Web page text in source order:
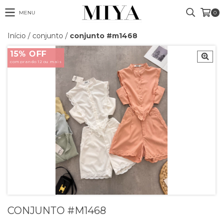
MENU 0
Início / conjunto / conjunto #m1468
15% OFF
comprando 12 ou mais
CONJUNTO #M1468